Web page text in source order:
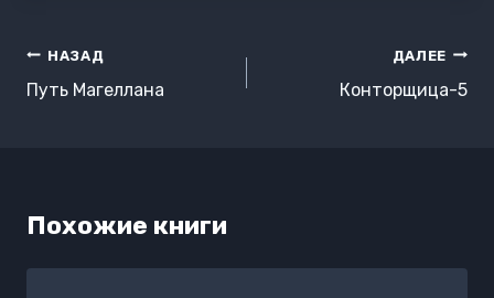
Навигация
по
НАЗАД
Путь Магеллана
ДАЛЕЕ
Конторщица-5
Похожие книги